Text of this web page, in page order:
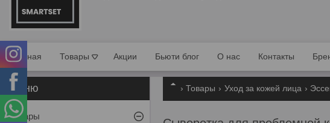
Главная Товары Акции Бьюти блог О нас Контакты
Товары Уход за кожей лица
Товары